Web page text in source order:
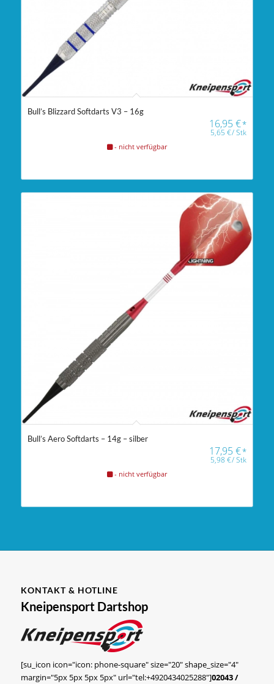
Bull’s Blizzard Softdarts V3 – 16g
16,95€*
5,65€/Stk
- nicht verfügbar
Bull’s Aero Softdarts – 14g – silber
17,95€*
5,98€/Stk
- nicht verfügbar
KONTAKT & HOTLINE
Kneipensport Dartshop
[su_icon icon="icon: phone-square" size="20" shape_size="4"
margin="5px 5px 5px 5px" url="tel:+4920434025288"]02043 /